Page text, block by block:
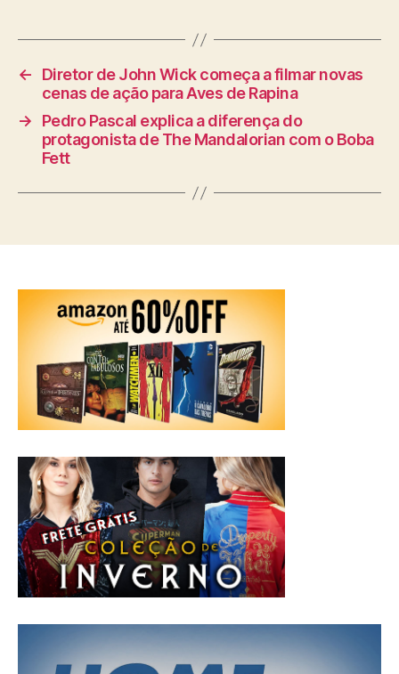
←
Diretor de John Wick começa a filmar novas
cenas de ação para Aves de Rapina
→
Pedro Pascal explica a diferença do
protagonista de The Mandalorian com o Boba
Fett